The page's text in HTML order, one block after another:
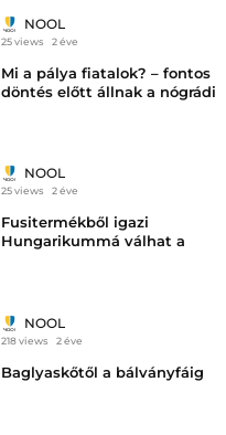
NOOL
25 views 2 éve
Mi a pálya fiatalok? – fontos
döntés előtt állnak a nógrádi
NOOL
25 views 2 éve
Fusitermékből igazi
Hungarikummá válhat a
NOOL
218 views 2 éve
Baglyaskőtől a bálványfáig